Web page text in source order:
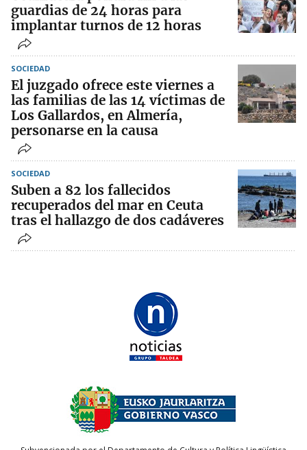
guardias de 24 horas para
implantar turnos de 12 horas
SOCIEDAD
El juzgado ofrece este viernes a
las familias de las 14 víctimas de
Los Gallardos, en Almería,
personarse en la causa
SOCIEDAD
Suben a 82 los fallecidos
recuperados del mar en Ceuta
tras el hallazgo de dos cadáveres